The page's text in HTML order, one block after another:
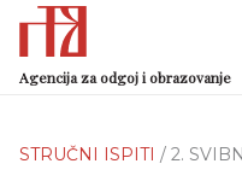
Agencija za odgoj i obrazovanje
STRUČNI ISPITI / 2.